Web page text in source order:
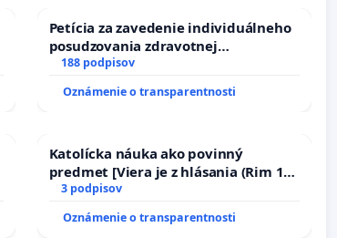
Petícia za zavedenie individuálneho
posudzovania zdravotnej
spôsobilosti osôb s diabetom 1. a 2.
zboru SR
188 podpisov
Oznámenie o transparentnosti
Katolícka náuka ako povinný
predmet [Viera je z hlásania (Rim 10,
17)]
3 podpisov
Oznámenie o transparentnosti